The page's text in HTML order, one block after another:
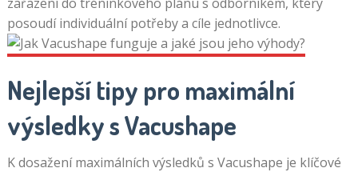
posoudí individuální potřeby a cíle jednotlivce.
Nejlepší tipy pro maximální
výsledky s Vacushape
K dosažení maximálních výsledků s Vacushape je klíčové